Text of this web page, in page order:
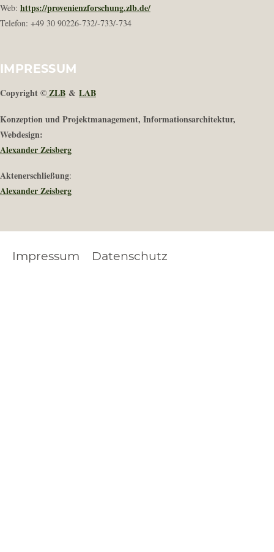
Web: https://provenienzforschung.zlb.de/
Telefon: +49 30 90226-732/-733/-734
IMPRESSUM
Copyright ©ZLB & LAB
Konzeption und Projektmanagement, Informationsarchitektur,
Webdesign:
Alexander Zeisberg
Aktenerschließung:
Alexander Zeisberg
FOOTER
Impressum Datenschutz